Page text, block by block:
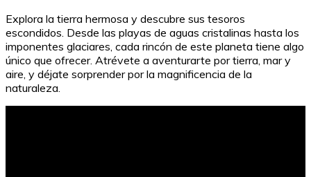
Explora la tierra hermosa y descubre sus tesoros
escondidos. Desde las playas de aguas cristalinas hasta los
imponentes glaciares, cada rincón de este planeta tiene algo
único que ofrecer. Atrévete a aventurarte por tierra, mar y
aire, y déjate sorprender por la magnificencia de la
naturaleza.